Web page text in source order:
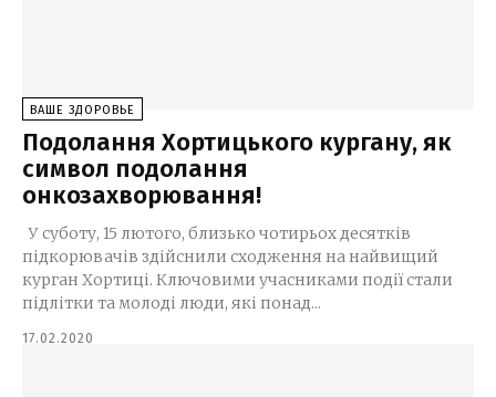
ВАШЕ ЗДОРОВЬЕ
Подолання Хортицького кургану, як
символ подолання
онкозахворювання!
У суботу, 15 лютого, близько чотирьох десятків
підкорювачів здійснили сходження на найвищий
курган Хортиці. Ключовими учасниками події стали
підлітки та молоді люди, які понад...
17.02.2020